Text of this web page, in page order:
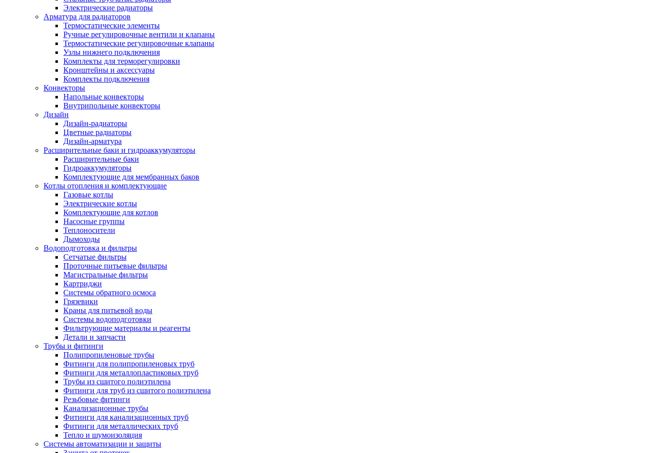
Электрические радиаторы
Арматура для радиаторов
Термостатические элементы
Ручные регулировочные вентили и клапаны
Термостатические регулировочные клапаны
Узлы нижнего подключения
Комплекты для терморегулировки
Кронштейны и аксессуары
Комплекты подключения
Конвекторы
Напольные конвекторы
Внутрипольные конвекторы
Дизайн
Дизайн-радиаторы
Цветные радиаторы
Дизайн-арматура
Расширительные баки и гидроаккумуляторы
Расширительные баки
Гидроаккумуляторы
Комплектующие для мембранных баков
Котлы отопления и комплектующие
Газовые котлы
Электрические котлы
Комплектующие для котлов
Насосные группы
Теплоносители
Дымоходы
Водоподготовка и фильтры
Сетчатые фильтры
Проточные питьевые фильтры
Магистральные фильтры
Картриджи
Системы обратного осмоса
Грязевики
Краны для питьевой воды
Системы водоподготовки
Фильтрующие материалы и реагенты
Детали и запчасти
Трубы и фитинги
Полипропиленовые трубы
Фитинги для полипропиленовых труб
Фитинги для металлопластиковых труб
Трубы из сшитого полиэтилена
Фитинги для труб из сшитого полиэтилена
Резьбовые фитинги
Канализационные трубы
Фитинги для канализационных труб
Фитинги для металлических труб
Тепло и шумоизоляция
Системы автоматизации и защиты